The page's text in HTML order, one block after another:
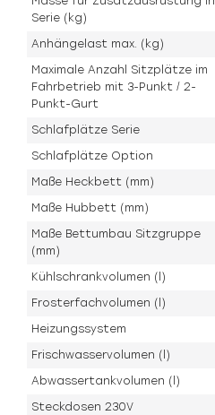
Serie (kg)
Anhängelast max. (kg)
Maximale Anzahl Sitzplätze im
Fahrbetrieb mit 3-Punkt / 2-
Punkt-Gurt
Schlafplätze Serie
Schlafplätze Option
Maße Heckbett (mm)
Maße Hubbett (mm)
Maße Bettumbau Sitzgruppe
(mm)
Kühlschrankvolumen (l)
Frosterfachvolumen (l)
Heizungssystem
Frischwasservolumen (l)
Abwassertankvolumen (l)
Steckdosen 230V